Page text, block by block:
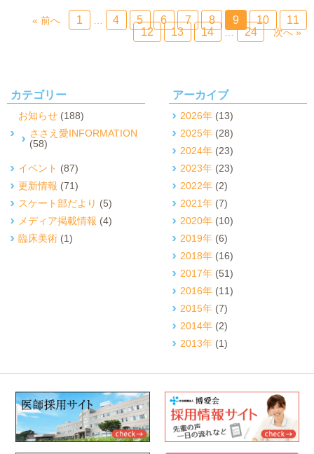
« 前へ 1 … 4 5 6 7 8 9 10
11
12
13 14 … 24 次へ »
カテゴリー
お知らせ (188)
ささえ愛INFORMATION
(58)
イベント (87)
更新情報 (71)
スケート部だより (5)
メディア掲載情報 (4)
臨床美術 (1)
アーカイブ
2026年 (13)
2025年 (28)
2024年 (23)
2023年 (23)
2022年 (2)
2021年 (7)
2020年 (10)
2019年 (6)
2018年 (16)
2017年 (51)
2016年 (11)
2015年 (7)
2014年 (2)
2013年 (1)